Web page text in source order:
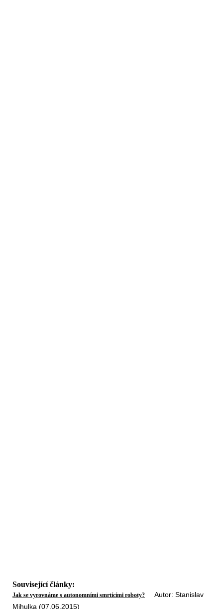
Související články:
Jak se vyrovnáme s autonomními smrtícími roboty? Autor: Stanislav
Mihulka (07.06.2015)